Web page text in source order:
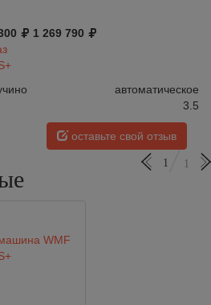
1 269 790
автоматическое
3.5
оставьте свой отзыв
1 1
WMF